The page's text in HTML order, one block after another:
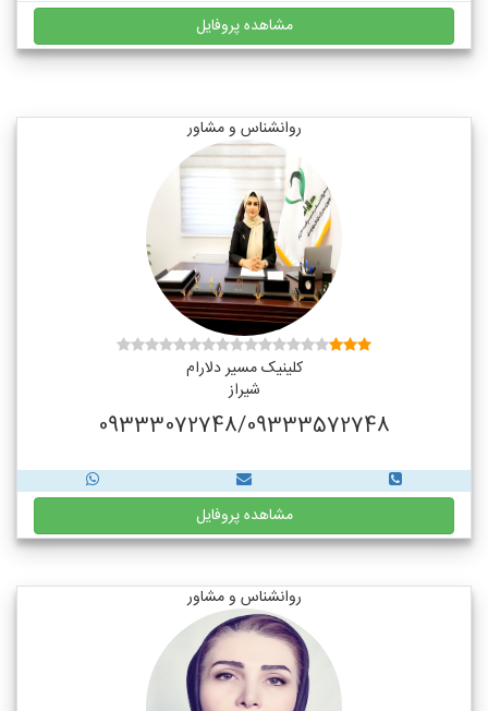
مشاهده پروفایل
روانشناس و مشاور
کلینیک مسیر دلارام
شیراز
09333072748/09333572748
مشاهده پروفایل
روانشناس و مشاور